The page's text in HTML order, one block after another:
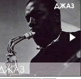
ДЖАЗ
РЕДКОЕ
КОЛЛЕКЦИОННЫЙ ПРОГ, РОК, БЛЮЗ, ДИСКО, ПОП